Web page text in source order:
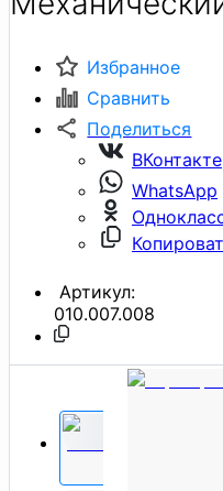
Избранное
Сравнить
Поделиться
ВКонтакте
WhatsApp
Артикул:
010.007.008